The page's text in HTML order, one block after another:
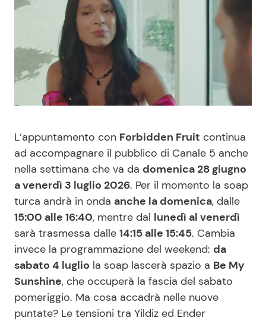
News Musica
News Spettacolo
Benessere
Casa
Moda e Style
Mondo Mamma
News benessere
Salute
Viaggi e Turismo
Festività
Cucina e Ricette
Consigli di Cucina
Dolci
Le Ricette in TV
Primi Piatti
Ricette Facili e Veloci
Ricette Feste
Ricette per Bambini
L’appuntamento con Forbidden Fruit continua
ad accompagnare il pubblico di Canale 5 anche
nella settimana che va da domenica 28 giugno
a venerdì 3 luglio 2026. Per il momento la soap
turca andrà in onda anche la domenica, dalle
15:00 alle 16:40, mentre dal lunedì al venerdì
sarà trasmessa dalle 14:15 alle 15:45. Cambia
invece la programmazione del weekend: da
sabato 4 luglio la soap lascerà spazio a Be My
Sunshine, che occuperà la fascia del sabato
pomeriggio. Ma cosa accadrà nelle nuove
puntate? Le tensioni tra Yildiz ed Ender